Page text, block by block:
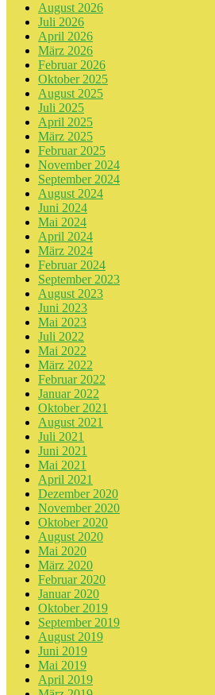
August 2026
Juli 2026
April 2026
März 2026
Februar 2026
Oktober 2025
August 2025
Juli 2025
April 2025
März 2025
Februar 2025
November 2024
September 2024
August 2024
Juni 2024
Mai 2024
April 2024
März 2024
Februar 2024
September 2023
August 2023
Juni 2023
Mai 2023
Juli 2022
Mai 2022
März 2022
Februar 2022
Januar 2022
Oktober 2021
August 2021
Juli 2021
Juni 2021
Mai 2021
April 2021
Dezember 2020
November 2020
Oktober 2020
August 2020
Mai 2020
März 2020
Februar 2020
Januar 2020
Oktober 2019
September 2019
August 2019
Juni 2019
Mai 2019
April 2019